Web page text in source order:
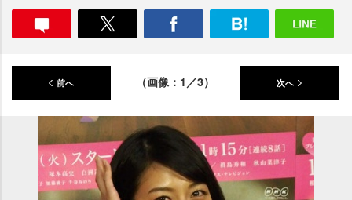
前へ （画像：1／3） 次へ